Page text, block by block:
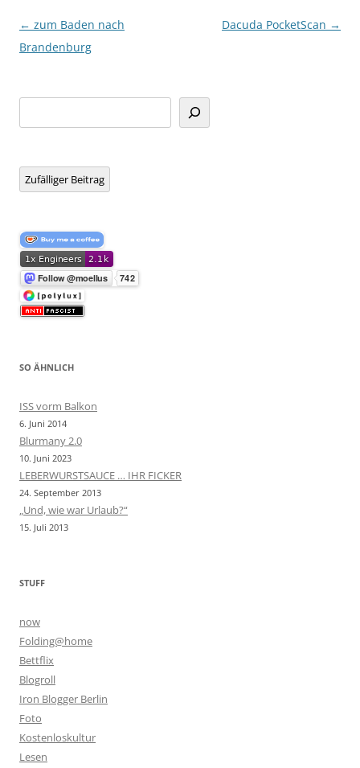
Beitragsnavigation
← zum Baden nach
Brandenburg
Dacuda PocketScan →
Zufälliger Beitrag
SO ÄHNLICH
ISS vorm Balkon
6. Juni 2014
Blurmany 2.0
10. Juni 2023
LEBERWURSTSAUCE … IHR FICKER
24. September 2013
„Und, wie war Urlaub?“
15. Juli 2013
STUFF
now
Folding@home
Bettflix
Blogroll
Iron Blogger Berlin
Foto
Kostenloskultur
Lesen